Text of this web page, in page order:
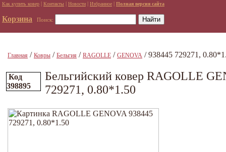
Как купить ковер | Контакты | Новости | Избранное | Полная версия сайта
Корзина Поиск:
Главная / Ковры / Бельгия / RAGOLLE / GENOVA / 938445 729271,
Код
398895
Бельгийский ковер RAGOLLE
729271, 0.80*1.50